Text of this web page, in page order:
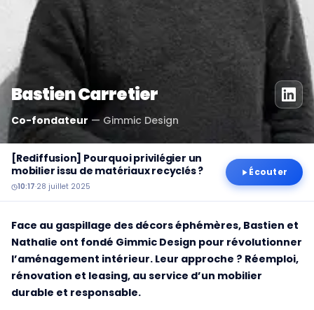
Bastien Carretier
Co-fondateur — Gimmic Design
[Rediffusion] Pourquoi privilégier un
mobilier issu de matériaux recyclés ?
10:17·28 juillet 2025
Écouter
Face au gaspillage des décors éphémères, Bastien et
Nathalie ont fondé Gimmic Design pour révolutionner
l’aménagement intérieur. Leur approche ? Réemploi,
rénovation et leasing, au service d’un mobilier
durable et responsable.